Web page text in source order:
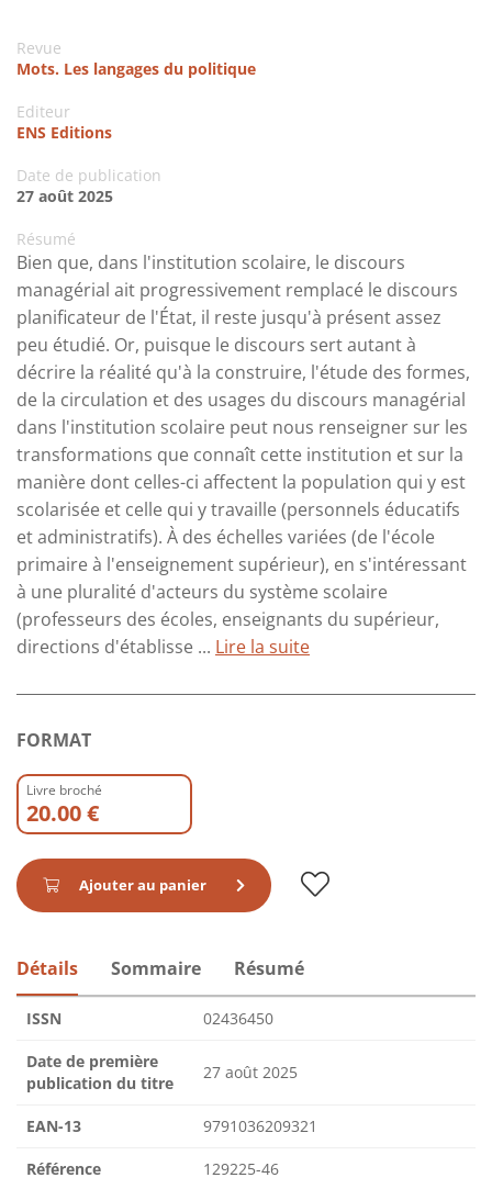
Revue
Mots. Les langages du politique
Editeur
ENS Editions
Date de publication
27 août 2025
Résumé
Bien que, dans l'institution scolaire, le discours
managérial ait progressivement remplacé le discours
planificateur de l'État, il reste jusqu'à présent assez
peu étudié. Or, puisque le discours sert autant à
décrire la réalité qu'à la construire, l'étude des formes,
de la circulation et des usages du discours managérial
dans l'institution scolaire peut nous renseigner sur les
transformations que connaît cette institution et sur la
manière dont celles-ci affectent la population qui y est
scolarisée et celle qui y travaille (personnels éducatifs
et administratifs). À des échelles variées (de l'école
primaire à l'enseignement supérieur), en s'intéressant
à une pluralité d'acteurs du système scolaire
(professeurs des écoles, enseignants du supérieur,
directions d'établisse ... Lire la suite
FORMAT
Livre broché
20.00 €
Ajouter au panier
Détails Sommaire Résumé
ISSN 02436450
Date de première
publication du titre
27 août 2025
EAN-13 9791036209321
Référence 129225-46